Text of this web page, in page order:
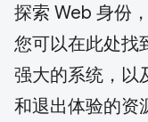
探索 Web 身份
您可以在此处找
强大的系统，以
和退出体验的资